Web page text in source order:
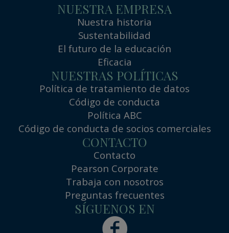
NUESTRA EMPRESA
Nuestra historia
Sustentabilidad
El futuro de la educación
Eficacia
NUESTRAS POLÍTICAS
Política de tratamiento de datos
Código de conducta
Política ABC
Código de conducta de socios comerciales
CONTACTO
Contacto
Pearson Corporate
Trabaja con nosotros
Preguntas frecuentes
SÍGUENOS EN